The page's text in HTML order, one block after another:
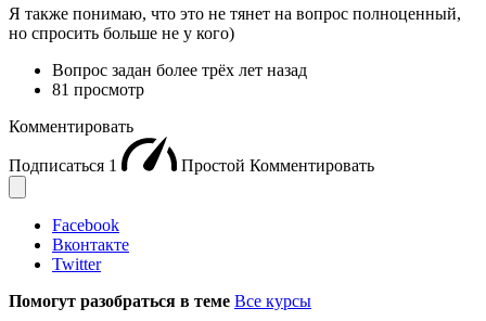
Я также понимаю, что это не тянет на вопрос полноценный,
но спросить больше не у кого)
Вопрос задан более трёх лет назад
81 просмотр
Комментировать
Подписаться 1 Простой Комментировать
Facebook
Вконтакте
Twitter
Помогут разобраться в теме Все курсы